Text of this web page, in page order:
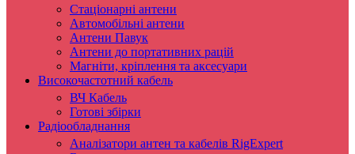
Стаціонарні антени
Автомобільні антени
Антени Павук
Антени до портативних рацій
Магніти, кріплення та аксесуари
Високочастотний кабель
ВЧ Кабель
Готові збірки
Радіообладнання
Аналізатори антен та кабелів RigExpert